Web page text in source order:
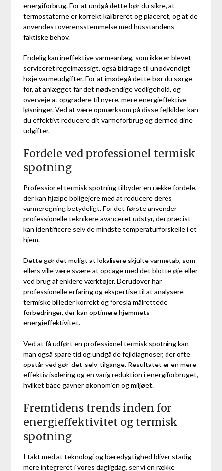
energiforbrug. For at undgå dette bør du sikre, at
termostaterne er korrekt kalibreret og placeret, og at de
anvendes i overensstemmelse med husstandens
faktiske behov.
Endelig kan ineffektive varmeanlæg, som ikke er blevet
serviceret regelmæssigt, også bidrage til unødvendigt
høje varmeudgifter. For at imødegå dette bør du sørge
for, at anlægget får det nødvendige vedligehold, og
overveje at opgradere til nyere, mere energieffektive
løsninger. Ved at være opmærksom på disse fejlkilder kan
du effektivt reducere dit varmeforbrug og dermed dine
udgifter.
Fordele ved professionel termisk
spotning
Professionel termisk spotning tilbyder en række fordele,
der kan hjælpe boligejere med at reducere deres
varmeregning betydeligt. For det første anvender
professionelle teknikere avanceret udstyr, der præcist
kan identificere selv de mindste temperaturforskelle i et
hjem.
Dette gør det muligt at lokalisere skjulte varmetab, som
ellers ville være svære at opdage med det blotte øje eller
ved brug af enklere værktøjer. Derudover har
professionelle erfaring og ekspertise til at analysere
termiske billeder korrekt og foreslå målrettede
forbedringer, der kan optimere hjemmets
energieffektivitet.
Ved at få udført en professionel termisk spotning kan
man også spare tid og undgå de fejldiagnoser, der ofte
opstår ved gør-det-selv-tilgange. Resultatet er en mere
effektiv isolering og en varig reduktion i energiforbruget,
hvilket både gavner økonomien og miljøet.
Fremtidens trends inden for
energieffektivitet og termisk
spotning
I takt med at teknologi og bæredygtighed bliver stadig
mere integreret i vores dagligdag, ser vi en række